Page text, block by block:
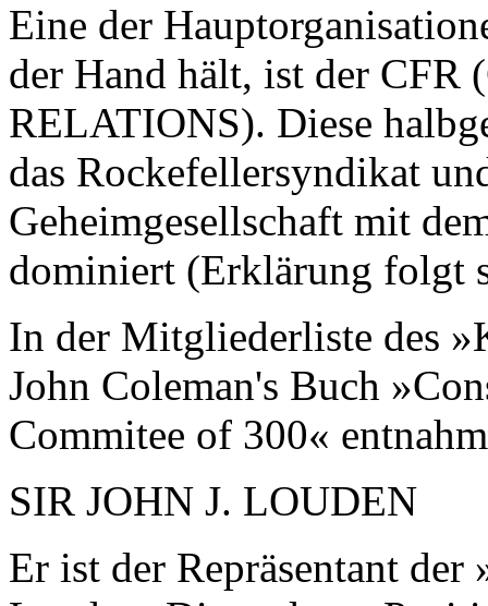
Eine der
der Hand hält, ist der
RELATIONS). Diese
das Rockefellersyndikat
Geheimgesellschaft mit
dominiert (Erklärung folgt
In der Mitgliederliste des
John Coleman's Buch
Commitee of 300«
SIR JOHN J. LOUDEN
Er ist der Repräsentant